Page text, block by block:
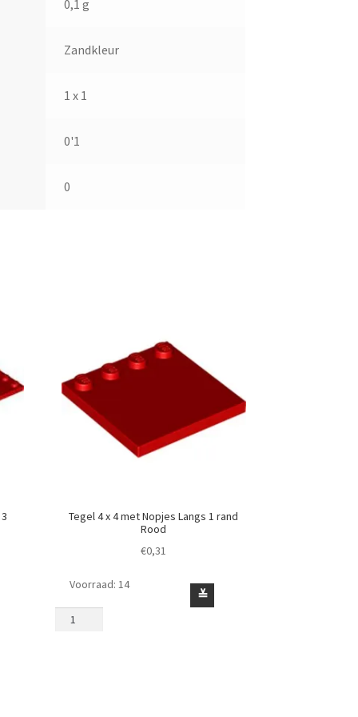
0,1 g
Zandkleur
1 x 1
0'1
0
Tegel 4 x 4 met Nopjes Langs 1 rand
Rood
€0,31
Tegel
4
≚
Voorraad: 14